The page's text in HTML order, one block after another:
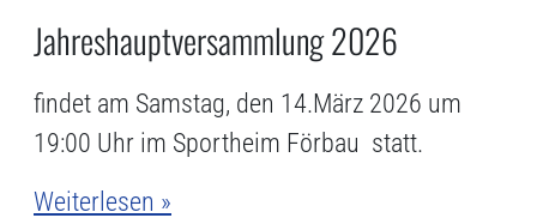
Jahreshauptversammlung 2026
findet am Samstag, den 14.März 2026 um
19:00 Uhr im Sportheim Förbau statt.
Weiterlesen »